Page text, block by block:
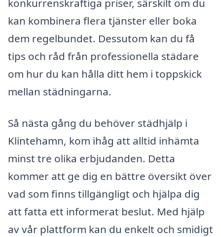
konkurrenskraftiga priser, särskilt om du
kan kombinera flera tjänster eller boka
dem regelbundet. Dessutom kan du få
tips och råd från professionella städare
om hur du kan hålla ditt hem i toppskick
mellan städningarna.
Så nästa gång du behöver städhjälp i
Klintehamn, kom ihåg att alltid inhämta
minst tre olika erbjudanden. Detta
kommer att ge dig en bättre översikt över
vad som finns tillgängligt och hjälpa dig
att fatta ett informerat beslut. Med hjälp
av vår plattform kan du enkelt och smidigt